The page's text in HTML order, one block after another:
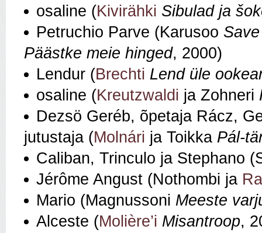
osaline (Kivirähki Sibulad ja
Petruchio Parve (Karusoo
Päästke meie hinged, 2000)
Lendur (Brechti Lend üle
osaline (Kreutzwaldi ja Zohneri
Dezsö Geréb, õpetaja Rácz,
jutustaja (Molnári ja Toikka Pál-
Caliban, Trinculo ja Stephano
Jérôme Angust (Nothombi ja
Mario (Magnussoni Meeste
Alceste (Molière’i Misantroop,